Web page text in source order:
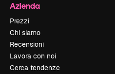
Azienda
Prezzi
Chi siamo
Recensioni
Lavora con noi
Cerca tendenze